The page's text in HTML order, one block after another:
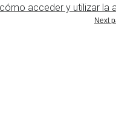
acceder y utilizar la
Next